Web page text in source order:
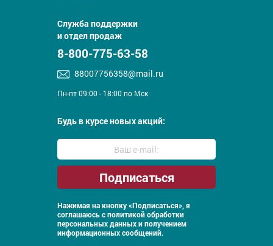
Служба поддержки
и отдел продаж
8-800-775-63-58
88007756358@mail.ru
Пн-пт 09:00 - 18:00 по Мск
Будь в курсе новых акций:
Нажимая на кнопку «Подписаться», я
соглашаюсь с политикой обработки
персональных данных и получением
информационных сообщений.